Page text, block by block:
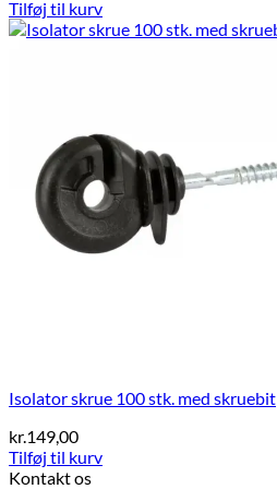
Tilføj til kurv
Isolator skrue 100 stk. med skruebit
kr.149,00
Tilføj til kurv
Kontakt os